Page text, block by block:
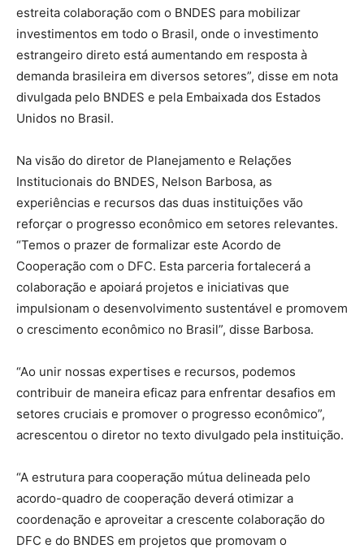
estreita colaboração com o BNDES para mobilizar
investimentos em todo o Brasil, onde o investimento
estrangeiro direto está aumentando em resposta à
demanda brasileira em diversos setores”, disse em nota
divulgada pelo BNDES e pela Embaixada dos Estados
Unidos no Brasil.
Na visão do diretor de Planejamento e Relações
Institucionais do BNDES, Nelson Barbosa, as
experiências e recursos das duas instituições vão
reforçar o progresso econômico em setores relevantes.
“Temos o prazer de formalizar este Acordo de
Cooperação com o DFC. Esta parceria fortalecerá a
colaboração e apoiará projetos e iniciativas que
impulsionam o desenvolvimento sustentável e promovem
o crescimento econômico no Brasil”, disse Barbosa.
“Ao unir nossas expertises e recursos, podemos
contribuir de maneira eficaz para enfrentar desafios em
setores cruciais e promover o progresso econômico”,
acrescentou o diretor no texto divulgado pela instituição.
“A estrutura para cooperação mútua delineada pelo
acordo-quadro de cooperação deverá otimizar a
coordenação e aproveitar a crescente colaboração do
DFC e do BNDES em projetos que promovam o